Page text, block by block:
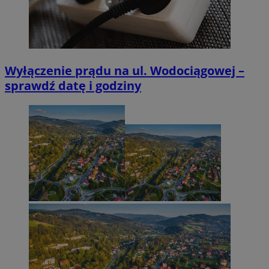
Wyłączenie prądu na ul. Wodociągowej –
sprawdź datę i godziny
suid
Simplifi Holdings
Inc.
.simpli.fi
INGRESSCOOKIE
NGINX Inc.
bh.contextweb.com
Google Privacy Policy